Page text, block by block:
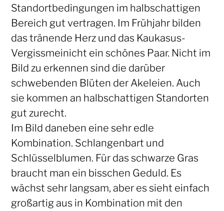
Standortbedingungen im halbschattigen
Bereich gut vertragen. Im Frühjahr bilden
das tränende Herz und das Kaukasus-
Vergissmeinicht ein schönes Paar. Nicht im
Bild zu erkennen sind die darüber
schwebenden Blüten der Akeleien. Auch
sie kommen an halbschattigen Standorten
gut zurecht.
Im Bild daneben eine sehr edle
Kombination. Schlangenbart und
Schlüsselblumen. Für das schwarze Gras
braucht man ein bisschen Geduld. Es
wächst sehr langsam, aber es sieht einfach
großartig aus in Kombination mit den